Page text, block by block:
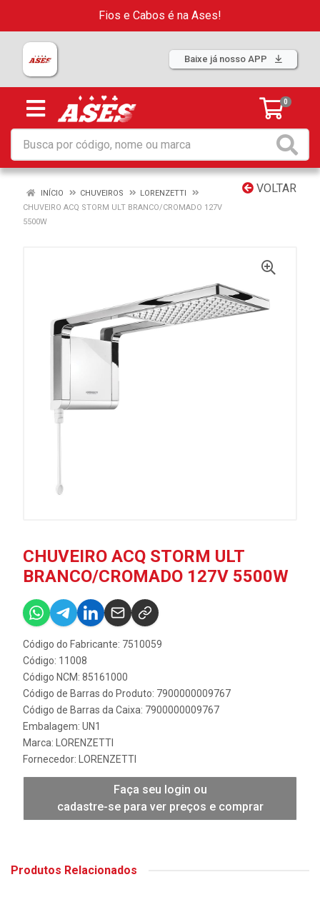
Fios e Cabos é na Ases!
Baixe já nosso APP
0
VOLTAR
INÍCIO CHUVEIROS
LORENZETTI
CHUVEIRO ACQ STORM ULT BRANCO/CROMADO 127V
5500W
CHUVEIRO ACQ STORM ULT
BRANCO/CROMADO 127V 5500W
Código do Fabricante: 7510059
Código: 11008
Código NCM: 85161000
Código de Barras do Produto: 7900000009767
Código de Barras da Caixa: 7900000009767
Embalagem: UN1
Marca:
LORENZETTI
Fornecedor:
LORENZETTI
Faça seu login ou
cadastre-se para ver preços e comprar
Produtos Relacionados